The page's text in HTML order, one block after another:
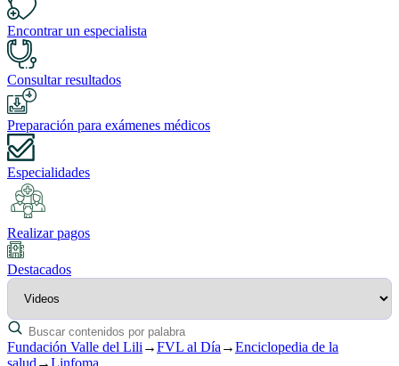
Encontrar un especialista
Consultar resultados
Preparación para exámenes médicos
Especialidades
Realizar pagos
Destacados
Fundación Valle del Lili →FVL al Día →Enciclopedia de la
salud →Linfoma